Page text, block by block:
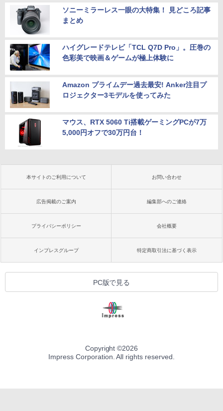
ソニーミラーレス一眼の大特集！ 見どころ記事
まとめ
ハイグレードテレビ「TCL Q7D Pro」。圧巻の
色彩美で映画＆ゲームが極上体験に
Amazon プライムデー過去最安! Anker注目プ
ロジェクター3モデルを使ってみた
マウス、RTX 5060 Ti搭載ゲーミングPCが7万
5,000円オフで30万円台！
本サイトのご利用について お問い合わせ
広告掲載のご案内 編集部へのご連絡
プライバシーポリシー 会社概要
インプレスグループ 特定商取引法に基づく表示
PC版で見る
Copyright ©2026
Impress Corporation. All rights reserved.